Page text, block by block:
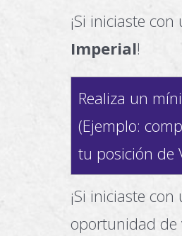
¡Si iniciaste con
Imperial!
Realiza un
(Ejemplo:
tu posición de
¡Si iniciaste con
oportunidad de